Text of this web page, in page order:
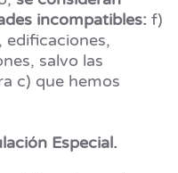
incompatibles: f)
edificaciones,
salvo las
c) que hemos
Especial.